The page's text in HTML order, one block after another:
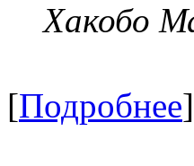
Хакобо
[Подробнее]